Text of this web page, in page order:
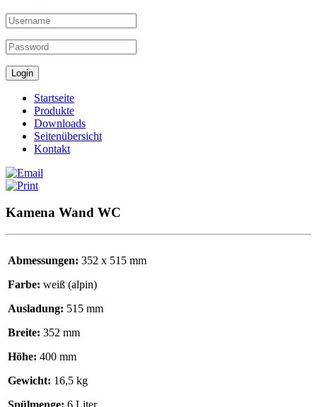
Startseite
Produkte
Downloads
Seitenübersicht
Kontakt
Kamena Wand WC
Abmessungen: 352 x 515 mm
Farbe: weiß (alpin)
Ausladung: 515 mm
Breite: 352 mm
Höhe: 400 mm
Gewicht: 16,5 kg
Spülmenge: 6 Liter